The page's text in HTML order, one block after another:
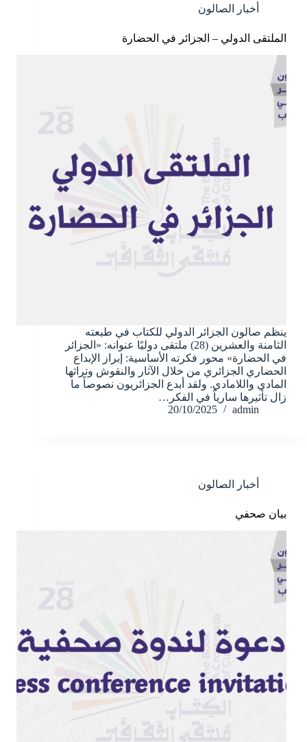
أخبار الصالون
الملتقى الدولي – الجزائر في الحضارة
ينظم صالون الجزائر الدولي للكتاب في طبعته
الثامنة والعشرين (28) ملتقى دوليًا عنوانه: «الجزائر
في الحضارة» محور فكرته الأساسية: إبراز الإبداع
الحضاري الجزائري من خلال الآثار والنقوش وتراثها
المادي واللامادي. ولقد أبدع الجزائريون نصوصاً ما
زال تأثيرها سارياً في الفكر…
admin
20/10/2025
أخبار الصالون
بيان صحفي